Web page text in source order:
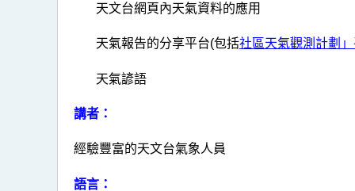
天文台網頁內天氣資料的應用
天氣報告的分享平台(包括社區天氣觀測計劃
天氣諺語
講者：
經驗豐富的天文台氣象人員
語言：